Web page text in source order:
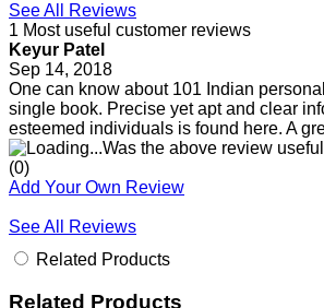
See All Reviews
1 Most useful customer reviews
Keyur Patel
Sep 14, 2018
One can know about 101 Indian
single book. Precise yet apt and clear
esteemed individuals is found here. A
Was the above review
(0)
Add Your Own Review
See All Reviews
Related Products
Related Products